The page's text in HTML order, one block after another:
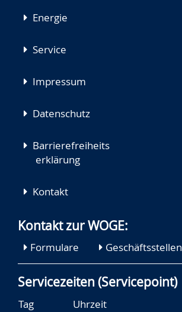
Energie
Service
Impressum
Datenschutz
Barrierefreiheits
erklärung
Kontakt
Kontakt zur WOGE:
Formulare Geschäftsstellen
Servicezeiten (Servicepoint)
Tag
Uhrzeit